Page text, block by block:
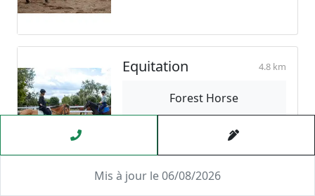
Mis à jour le 06/08/2026
Equitation 4.8 km
Forest Horse